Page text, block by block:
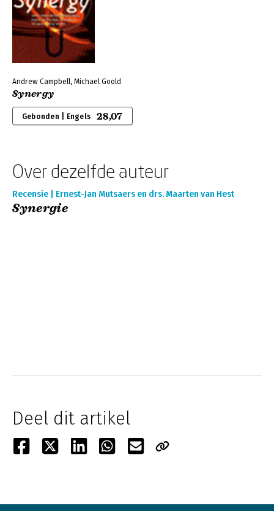
Andrew Campbell, Michael Goold
Synergy
Gebonden | Engels 28,07
Over dezelfde auteur
Recensie | Ernest-Jan Mutsaers en drs. Maarten van Hest
Synergie
Deel dit artikel